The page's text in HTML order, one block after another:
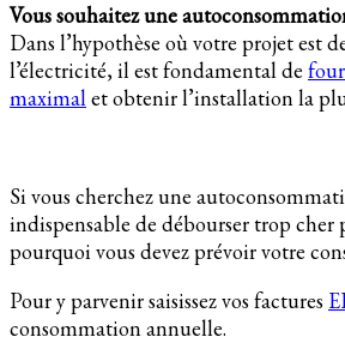
Vous souhaitez une
Dans l’hypothèse où votre projet est
l’électricité, il est fondamental de
maximalet obtenir l’installation la
Si vous cherchez une
indispensable de débourser trop cher
pourquoi vous devez prévoir votre
Pour y parvenir saisissez vos factures
consommation annuelle.